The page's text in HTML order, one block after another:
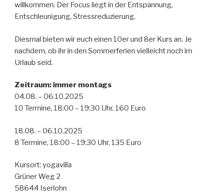
willkommen. Der Focus liegt in der Entspannung,
Entschleunigung, Stressreduzierung.
Diesmal bieten wir euch einen 10er und 8er Kurs an. Je
nachdem, ob ihr in den Sommerferien vielleicht noch im
Urlaub seid.
Zeitraum: immer montags
04.08. – 06.10.2025
10 Termine, 18:00 – 19:30 Uhr, 160 Euro
18.08. – 06.10.2025
8 Termine, 18:00 – 19:30 Uhr, 135 Euro
Kursort: yogavilla
Grüner Weg 2
58644 Iserlohn